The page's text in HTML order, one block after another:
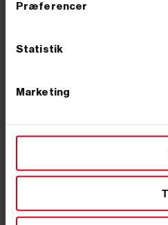
Præferencer
Statistik
Marketing
 
 
Varenr. 8005830
 
 
På